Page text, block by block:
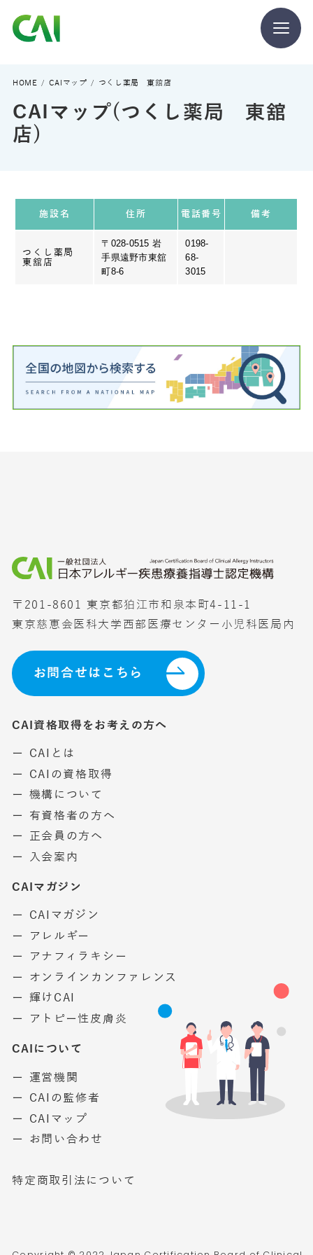
CAIとは
CAIを目指す方へ
CAIマガジン
HOME CAIマップ つくし薬局 東舘店
CAIマップ(つくし薬局 東舘
店)
施設名 住所 電話番号 備考
つくし薬局
東舘店
〒028-0515 岩
手県遠野市東舘
町8-6
0198-
68-
3015
〒201-8601 東京都狛江市和泉本町4-11-1
東京慈恵会医科大学西部医療センター小児科医局内
お問合せはこちら
CAI資格取得をお考えの方へ
ー CAIとは
ー CAIの資格取得
ー 機構について
ー 有資格者の方へ
ー 正会員の方へ
ー 入会案内
CAIマガジン
ー CAIマガジン
ー アレルギー
ー アナフィラキシー
ー オンラインカンファレンス
ー 輝けCAI
ー アトピー性皮膚炎
CAIについて
ー 運営機関
ー CAIの監修者
ー CAIマップ
ー お問い合わせ
特定商取引法について